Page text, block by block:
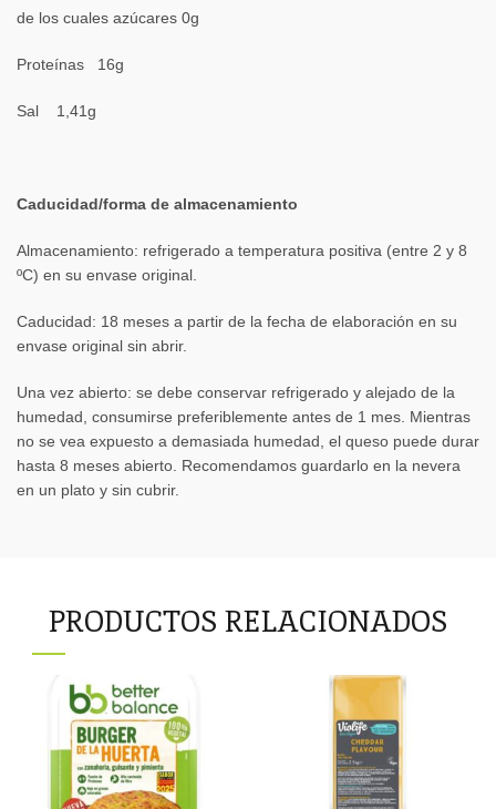
de los cuales azúcares 0g
Proteínas 16g
Sal 1,41g
Caducidad/forma de almacenamiento
Almacenamiento: refrigerado a temperatura positiva (entre 2 y 8
ºC) en su envase original.
Caducidad: 18 meses a partir de la fecha de elaboración en su
envase original sin abrir.
Una vez abierto: se debe conservar refrigerado y alejado de la
humedad, consumirse preferiblemente antes de 1 mes. Mientras
no se vea expuesto a demasiada humedad, el queso puede durar
hasta 8 meses abierto. Recomendamos guardarlo en la nevera
en un plato y sin cubrir.
PRODUCTOS RELACIONADOS